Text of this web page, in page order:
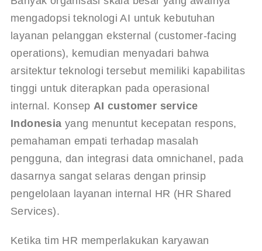
mengadopsi teknologi AI untuk kebutuhan
layanan pelanggan eksternal (customer-facing
operations), kemudian menyadari bahwa
arsitektur teknologi tersebut memiliki kapabilitas
tinggi untuk diterapkan pada operasional
internal. Konsep AI customer service
Indonesia yang menuntut kecepatan respons,
pemahaman empati terhadap masalah
pengguna, dan integrasi data omnichanel, pada
dasarnya sangat selaras dengan prinsip
pengelolaan layanan internal HR (HR Shared
Services).
Ketika tim HR memperlakukan karyawan